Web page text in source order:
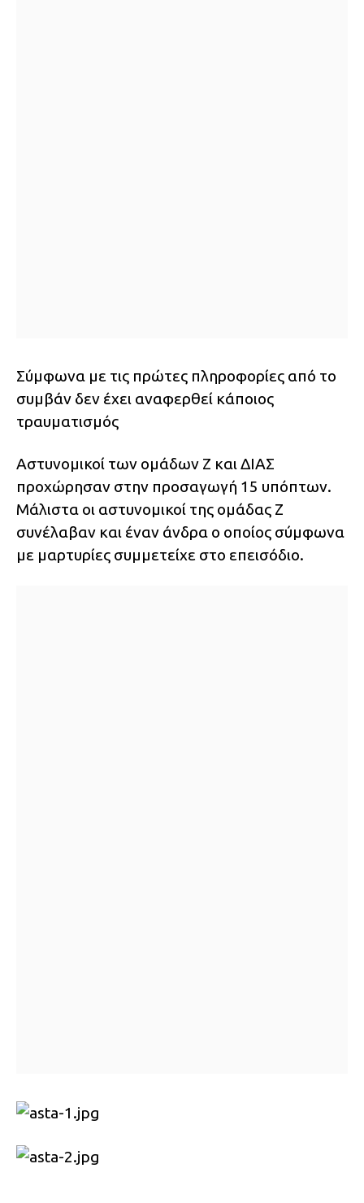
Σύμφωνα με τις πρώτες πληροφορίες από το
συμβάν δεν έχει αναφερθεί κάποιος
τραυματισμός
Αστυνομικοί των ομάδων Ζ και ΔΙΑΣ
προχώρησαν στην προσαγωγή 15 υπόπτων.
Μάλιστα οι αστυνομικοί της ομάδας Ζ
συνέλαβαν και έναν άνδρα ο οποίος σύμφωνα
με μαρτυρίες συμμετείχε στο επεισόδιο.